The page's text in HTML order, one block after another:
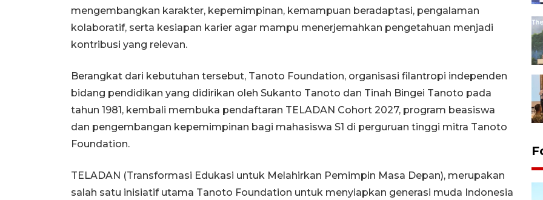
mengembangkan karakter, kepemimpinan, kemampuan beradaptasi, pengalaman
kolaboratif, serta kesiapan karier agar mampu menerjemahkan pengetahuan menjadi
kontribusi yang relevan.
Berangkat dari kebutuhan tersebut, Tanoto Foundation, organisasi filantropi independen
bidang pendidikan yang didirikan oleh Sukanto Tanoto dan Tinah Bingei Tanoto pada
tahun 1981, kembali membuka pendaftaran TELADAN Cohort 2027, program beasiswa
dan pengembangan kepemimpinan bagi mahasiswa S1 di perguruan tinggi mitra Tanoto
Foundation.
TELADAN (Transformasi Edukasi untuk Melahirkan Pemimpin Masa Depan), merupakan
salah satu inisiatif utama Tanoto Foundation untuk menyiapkan generasi muda Indonesia